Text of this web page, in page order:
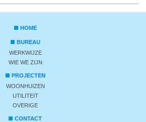
HOME
BUREAU
WERKWIJZE
WIE WE ZIJN
PROJECTEN
WOONHUIZEN
UTILITEIT
OVERIGE
CONTACT